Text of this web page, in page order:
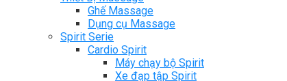
Ghế Massage
Dụng cụ Massage
Spirit Serie
Cardio Spirit
Máy chạy bộ Spirit
Xe đạp tập Spirit